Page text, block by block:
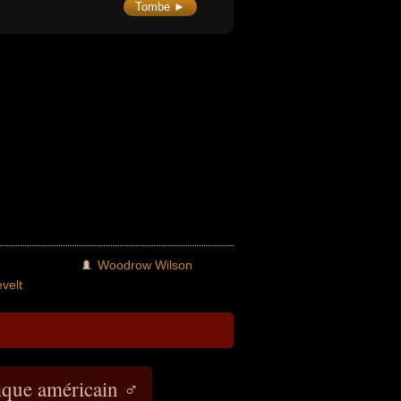
Tombe ►
Woodrow Wilson
américain ♂